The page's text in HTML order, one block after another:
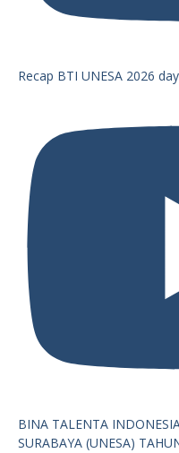
Recap BTI UNESA 2026
BINA TALENTA
SURABAYA (UNESA)